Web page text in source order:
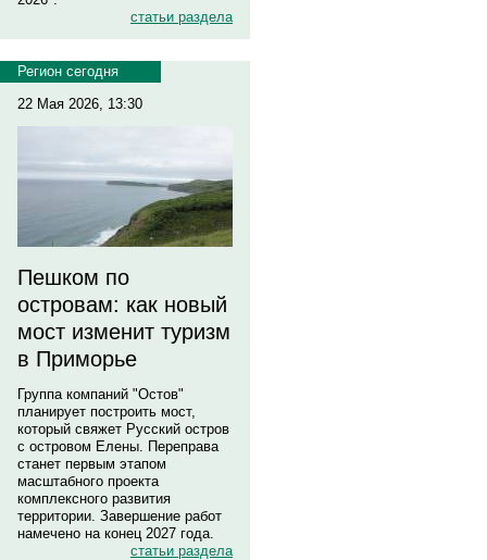
статьи раздела
Регион сегодня
22 Мая 2026, 13:30
Пешком по
островам: как новый
мост изменит туризм
в Приморье
Группа компаний "Остов"
планирует построить мост,
который свяжет Русский остров
с островом Елены. Переправа
станет первым этапом
масштабного проекта
комплексного развития
территории. Завершение работ
намечено на конец 2027 года.
статьи раздела